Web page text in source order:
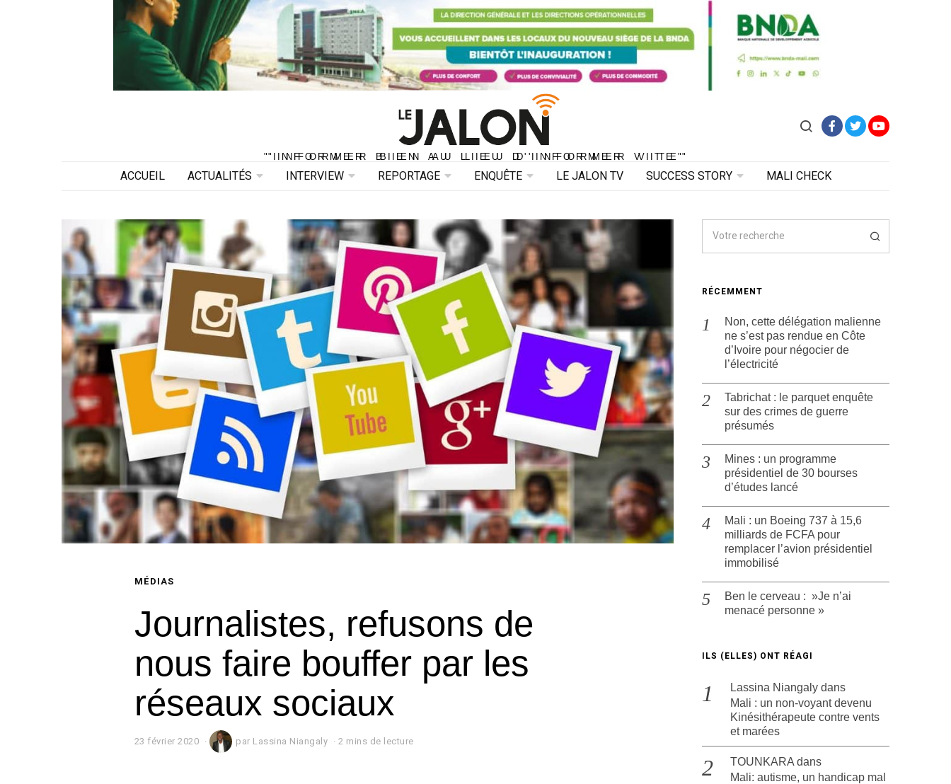
"INFORMER BIEN AU LIEU D'INFORMER VITE"
"INFORMER BIEN AU LIEU D'INFORMER VITE"
ACCUEIL ACTUALITÉS INTERVIEW REPORTAGE ENQUÊTE LE JALON TV SUCCESS STORY MALI CHECK
MÉDIAS
Journalistes, refusons de
nous faire bouffer par les
réseaux sociaux
23 février 2020 par Lassina Niangaly 2 mins de lecture
RÉCEMMENT
Non, cette délégation malienne
ne s’est pas rendue en Côte
d’Ivoire pour négocier de
l’électricité
Tabrichat : le parquet enquête
sur des crimes de guerre
présumés
Mines : un programme
présidentiel de 30 bourses
d’études lancé
Mali : un Boeing 737 à 15,6
milliards de FCFA pour
remplacer l’avion présidentiel
immobilisé
Ben le cerveau : »Je n’ai
menacé personne »
ILS (ELLES) ONT RÉAGI
Lassina Niangaly dans
Mali : un non-voyant devenu
Kinésithérapeute contre vents
et marées
TOUNKARA dans
Mali: autisme, un handicap mal